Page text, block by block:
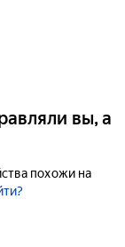
вы, а
похожи на